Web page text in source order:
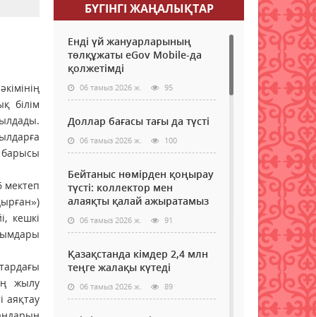
бі­лім
мектеп
кешкі
жылу
аяқтау
БҮГІНГI ЖАҢАЛЫҚТАР
Енді үй жануарларының
төлқұжаты eGov Mobile-да
қолжетімді
06 тамыз 2026 ж. 95
Доллар бағасы тағы да түсті
06 тамыз 2026 ж. 100
Бейтаныс нөмірден қоңырау
түсті: коллектор мен
алаяқты қалай ажыратамыз
06 тамыз 2026 ж. 91
Қазақстанда кімдер 2,4 млн
теңге жалақы күтеді
06 тамыз 2026 ж. 89